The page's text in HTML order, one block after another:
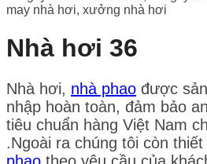
Nhà hơi 36
Nhà hơi, nhà phao được
nhập hoàn toàn, đảm bảo
tiêu chuẩn hàng Việt Nam
.Ngoài ra chúng tôi còn thiết